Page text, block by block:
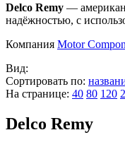
Delco Remy —
надёжностью, с
Компания Motor
Вид:
Сортировать по:
На странице: 40 80 120
Delco Remy